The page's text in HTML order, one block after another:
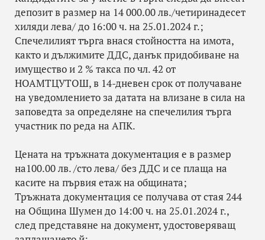
депозит в размер на 14 000.00 лв./четиринадесет
хиляди лева/ до 16:00 ч. на 25.01.2024 г.;
Спечелилият търга внася стойността на имота,
както и дължимите ДДС, данък придобиване на
имущество и 2 % такса по чл. 42 от
НОАМТЦУТОШ, в 14-дневен срок от получаване
на уведомлението за датата на влизане в сила на
заповедта за определяне на спечелилия търга
участник по реда на АПК.
Цената на тръжната документация е в размер
на100.00 лв. /сто лева/ без ДДС и се плаща на
касите на първия етаж на общината;
Тръжната документация се получава от стая 244
на Община Шумен до 14:00 ч. на 25.01.2024 г.,
след представяне на документ, удостоверяващ